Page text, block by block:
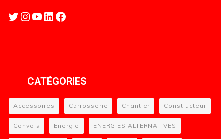
Twitter
Instagram
YouTube
LinkedIn
Facebook
CATÉGORIES
Accessoires Carrosserie Chantier Constructeur
Convois Energie ENERGIES ALTERNATIVES